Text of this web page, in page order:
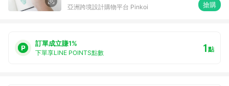
亞洲跨境設計購物平台 Pinkoi 搶購
訂單成立賺1%
下單享LINE POINTS點數 1點